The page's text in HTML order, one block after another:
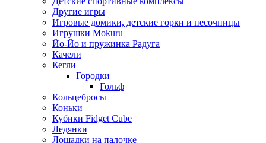
Другие игры
Игровые домики, детские горки и песочницы
Игрушки Mokuru
Йо-Йо и пружинка Радуга
Качели
Кегли
Городки
Гольф
Кольцебросы
Коньки
Кубики Fidget Cube
Ледянки
Лошадки на палочке